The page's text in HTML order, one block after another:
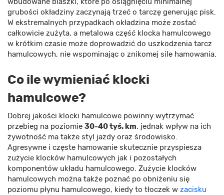
grubości okładziny zaczynają trzeć o tarczę generując pisk.
W ekstremalnych przypadkach okładzina może zostać
całkowicie zużyta, a metalowa część klocka hamulcowego
w krótkim czasie może doprowadzić do uszkodzenia tarcz
hamulcowych, nie wspominając o znikomej sile hamowania.
Co ile wymieniać klocki
hamulcowe?
Dobrej jakości klocki hamulcowe powinny wytrzymać
przebieg na poziomie 30-40 tyś. km. jednak wpływ na ich
żywotność ma także styl jazdy oraz środowisko.
Agresywne i częste hamowanie skutecznie przyspiesza
zużycie klocków hamulcowych jak i pozostałych
komponentów układu hamulcowego. Zużycie klocków
hamulcowych można także poznać po obniżeniu się
poziomu płynu hamulcowego, kiedy to tłoczek w zacisku